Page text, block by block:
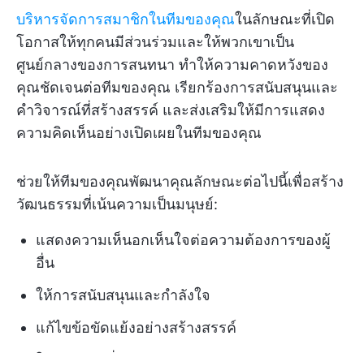
บริหารจัดการสมาชิกในทีมของคุณในลักษณะที่เปิด
โอกาสให้ทุกคนมีส่วนร่วมและให้พวกเขาเป็น
ศูนย์กลางของการสนทนา ทำให้ความคาดหวังของ
คุณชัดเจนต่อทีมของคุณ เรียกร้องการสนับสนุนและ
คำวิจารณ์ที่สร้างสรรค์ และส่งเสริมให้มีการแสดง
ความคิดเห็นอย่างเปิดเผยในทีมของคุณ
ช่วยให้ทีมของคุณพัฒนาคุณลักษณะต่อไปนี้เพื่อสร้าง
วัฒนธรรมที่เน้นความเป็นมนุษย์:
แสดงความเห็นอกเห็นใจต่อความต้องการของผู้
อื่น
ให้การสนับสนุนและกำลังใจ
แก้ไขข้อขัดแย้งอย่างสร้างสรรค์